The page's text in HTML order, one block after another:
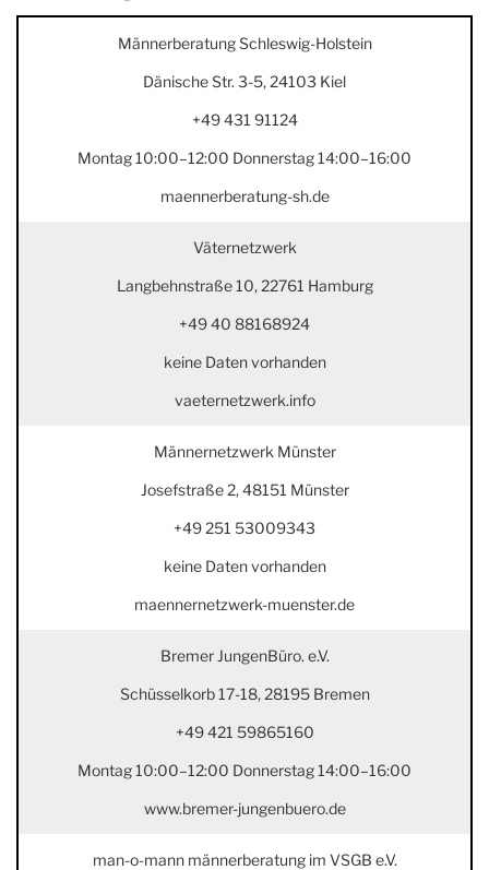
Männerberatung Schleswig-Holstein
Dänische Str. 3-5, 24103 Kiel
+49 431 91124
Montag 10:00–12:00 Donnerstag 14:00–16:00
maennerberatung-sh.de
Väternetzwerk
Langbehnstraße 10, 22761 Hamburg
+49 40 88168924
keine Daten vorhanden
vaeternetzwerk.info
Männernetzwerk Münster
Josefstraße 2, 48151 Münster
+49 251 53009343
keine Daten vorhanden
maennernetzwerk-muenster.de
Bremer JungenBüro. e.V.
Schüsselkorb 17-18, 28195 Bremen
+49 421 59865160
Montag 10:00–12:00 Donnerstag 14:00–16:00
www.bremer-jungenbuero.de
man-o-mann männerberatung im VSGB e.V.